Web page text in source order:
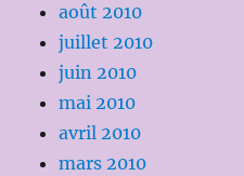
août 2010
juillet 2010
juin 2010
mai 2010
avril 2010
mars 2010